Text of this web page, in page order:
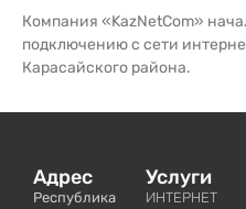
Компания «KazNetCom»
подключению с сети
Карасайского района.
Адрес
Республика
Услуги
ИНТЕРНЕТ